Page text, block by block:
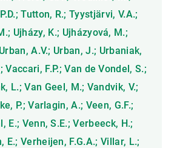
Tutton, R.; Tyystjärvi, V.A.;
Ujházy, K.; Ujházyová, M.;
A.V.; Urban, J.; Urbaniak,
Vaccari, F.P.; Van de Vondel, S.;
L.; Van Geel, M.; Vandvik, V.;
P.; Varlagin, A.; Veen, G.F.;
E.; Venn, S.E.; Verbeeck, H.;
E.; Verheijen, F.G.A.; Villar, L.;